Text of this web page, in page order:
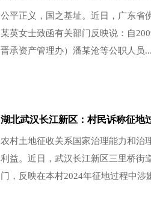
公平正义，国之基址。近日，广东省
某英女士致函有关部门反映说：自
晋承资产管理办）潘某沧等公职人员...
湖北武汉长江新区：村民诉称征地
农村土地征收关系国家治理能力和治
利益。近日，武汉长江新区三里桥街
门，反映在本村2024年征地过程中涉